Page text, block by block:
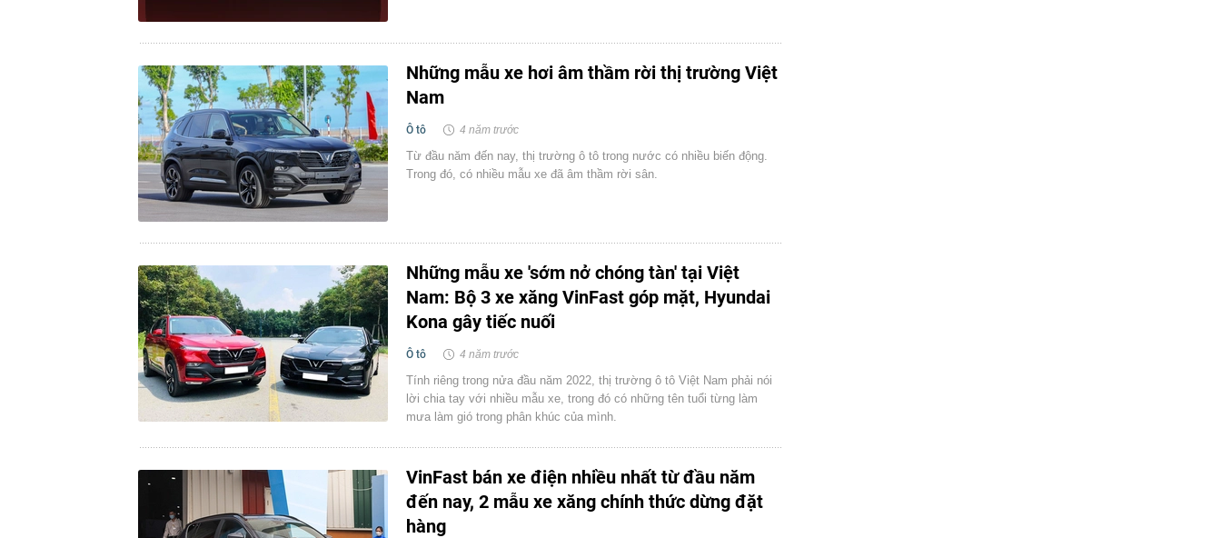
Những mẫu xe hơi âm thầm rời thị trường Việt
Nam
Ô tô 4 năm trước
Từ đầu năm đến nay, thị trường ô tô trong nước có nhiều biến động.
Trong đó, có nhiều mẫu xe đã âm thầm rời sân.
Những mẫu xe 'sớm nở chóng tàn' tại Việt
Nam: Bộ 3 xe xăng VinFast góp mặt, Hyundai
Kona gây tiếc nuối
Ô tô 4 năm trước
Tính riêng trong nửa đầu năm 2022, thị trường ô tô Việt Nam phải nói
lời chia tay với nhiều mẫu xe, trong đó có những tên tuổi từng làm
mưa làm gió trong phân khúc của mình.
VinFast bán xe điện nhiều nhất từ đầu năm
đến nay, 2 mẫu xe xăng chính thức dừng đặt
hàng